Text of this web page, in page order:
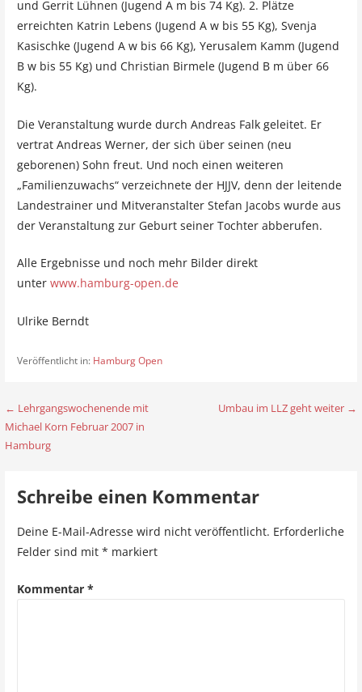
und Gerrit Lühnen (Jugend A m bis 74 Kg). 2. Plätze
erreichten Katrin Lebens (Jugend A w bis 55 Kg), Svenja
Kasischke (Jugend A w bis 66 Kg), Yerusalem Kamm (Jugend
B w bis 55 Kg) und Christian Birmele (Jugend B m über 66
Kg).
Die Veranstaltung wurde durch Andreas Falk geleitet. Er
vertrat Andreas Werner, der sich über seinen (neu
geborenen) Sohn freut. Und noch einen weiteren
„Familienzuwachs“ verzeichnete der HJJV, denn der leitende
Landestrainer und Mitveranstalter Stefan Jacobs wurde aus
der Veranstaltung zur Geburt seiner Tochter abberufen.
Alle Ergebnisse und noch mehr Bilder direkt
unter www.hamburg-open.de
Ulrike Berndt
Veröffentlicht in: Hamburg Open
B
e
a
← Lehrgangswochenende mit
Michael Korn Februar 2007 in
Hamburg
Umbau im LLZ geht weiter →
Schreibe einen Kommentar
Deine E-Mail-Adresse wird nicht veröffentlicht. Erforderliche
Felder sind mit * markiert
Kommentar *